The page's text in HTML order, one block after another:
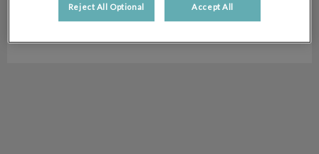
Hospital Veterinario San Antón
Reject All Optional Accept All